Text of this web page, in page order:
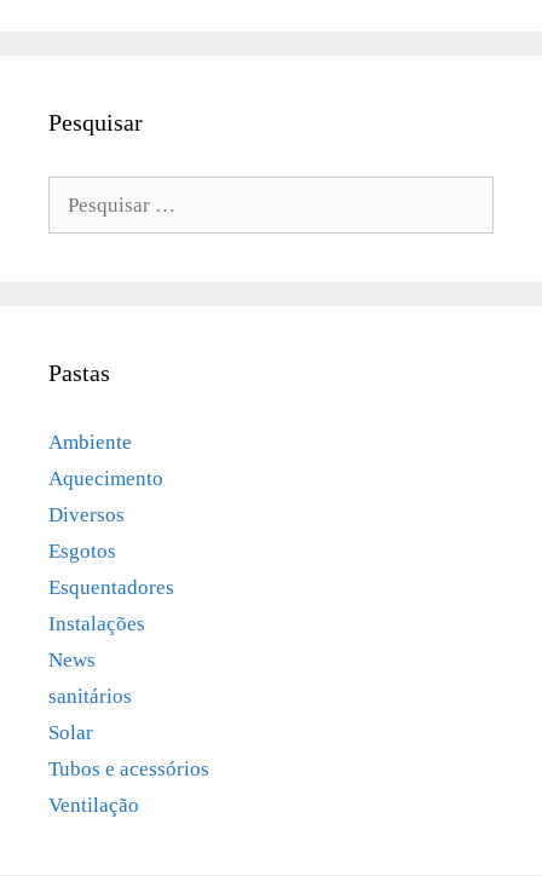
Pesquisar
Pastas
Ambiente
Aquecimento
Diversos
Esgotos
Esquentadores
Instalações
News
sanitários
Solar
Tubos e acessórios
Ventilação